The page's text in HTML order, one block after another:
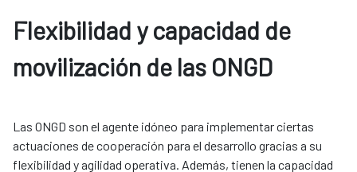
Flexibilidad y capacidad de
movilización de las ONGD
Las ONGD son el agente idóneo para implementar ciertas
actuaciones de cooperación para el desarrollo gracias a su
flexibilidad y agilidad operativa. Además, tienen la capacidad